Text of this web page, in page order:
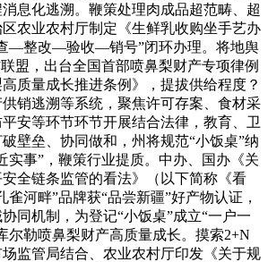
息化逃溯。鞭策处理肉成品超范畴、超
农业农村厅制定《生鲜乳收购坐手艺办
—整改—验收—销号”闭环办理。将地舆
盟，出台全国首部喷鼻梨财产专项律例
高质量成长推进条例》，提拔供给程度？
销逃溯等系统，聚焦许可存案、食材采
安等环节环节开展结合法律，教育、卫
壁垒、协同做和，州将规范“小饭桌”纳
实事”，鞭策行业提质。中办、国办《关
全链条监管的看法》（以下简称《看
雀河畔”品牌获“品尝新疆”好产物认证，
同机制，为登记“小饭桌”成立“一户一
尔勒喷鼻梨财产高质量成长。摸索2+N
监管局结合、农业农村厅印发《关于规